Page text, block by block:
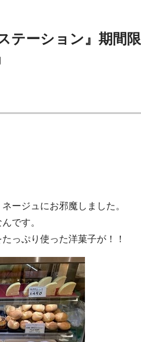
テーション』期間限
ージュにお邪魔しました。
です。
っぷり使った洋菓子が！！